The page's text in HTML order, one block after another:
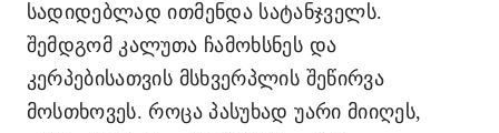
სადიდებლად ითმენდა სატანჯველს.
შემდგომ კალუთა ჩამოხსნეს და
კერპებისათვის მსხვერპლის შეწირვა
მოსთხოვეს. როცა პასუხად უარი მიიღეს,